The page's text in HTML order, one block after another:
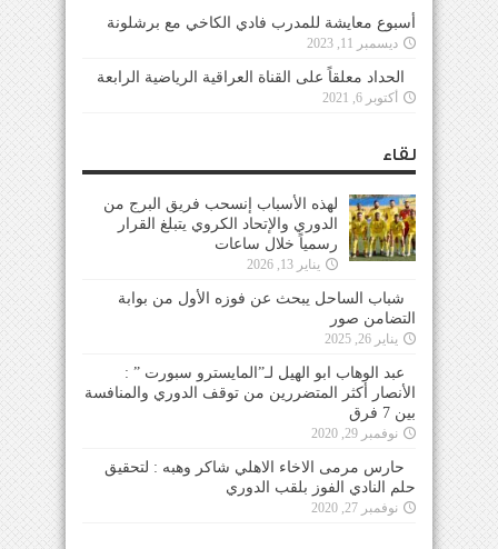
أسبوع معايشة للمدرب فادي الكاخي مع برشلونة
ديسمبر 11, 2023
الحداد معلقاً على القناة العراقية الرياضية الرابعة
أكتوبر 6, 2021
لقاء
لهذه الأسباب إنسحب فريق البرج من
الدوري والإتحاد الكروي يتبلغ القرار
رسمياً خلال ساعات
يناير 13, 2026
شباب الساحل يبحث عن فوزه الأول من بوابة
التضامن صور
يناير 26, 2025
عبد الوهاب ابو الهيل لـ”المايسترو سبورت ” :
الأنصار أكثر المتضررين من توقف الدوري والمنافسة
بين 7 فرق
نوفمبر 29, 2020
حارس مرمى الاخاء الاهلي شاكر وهبه : لتحقيق
حلم النادي الفوز بلقب الدوري
نوفمبر 27, 2020